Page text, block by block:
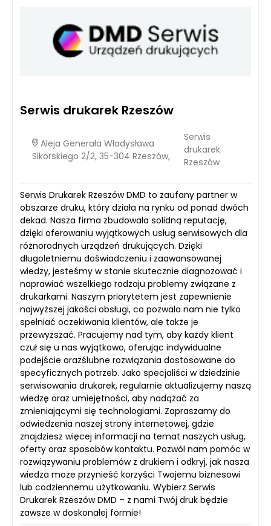
Serwis drukarek Rzeszów
Aleja Generała Władysława
Sikorskiego 2/2, 35-304 Rzeszów,
Serwis
drukarek
Rzeszów
Serwis Drukarek Rzeszów DMD to zaufany partner w
obszarze druku, który działa na rynku od ponad dwóch
dekad. Nasza firma zbudowała solidną reputację,
dzięki oferowaniu wyjątkowych usług serwisowych dla
różnorodnych urządzeń drukujących. Dzięki
długoletniemu doświadczeniu i zaawansowanej
wiedzy, jesteśmy w stanie skutecznie diagnozować i
naprawiać wszelkiego rodzaju problemy związane z
drukarkami. Naszym priorytetem jest zapewnienie
najwyższej jakości obsługi, co pozwala nam nie tylko
spełniać oczekiwania klientów, ale także je
przewyższać. Pracujemy nad tym, aby każdy klient
czuł się u nas wyjątkowo, oferując indywidualne
podejście orazślubne rozwiązania dostosowane do
specyficznych potrzeb. Jako specjaliści w dziedzinie
serwisowania drukarek, regularnie aktualizujemy naszą
wiedzę oraz umiejętności, aby nadążać za
zmieniającymi się technologiami. Zapraszamy do
odwiedzenia naszej strony internetowej, gdzie
znajdziesz więcej informacji na temat naszych usług,
oferty oraz sposobów kontaktu. Pozwól nam pomóc w
rozwiązywaniu problemów z drukiem i odkryj, jak nasza
wiedza może przynieść korzyści Twojemu biznesowi
lub codziennemu użytkowaniu. Wybierz Serwis
Drukarek Rzeszów DMD – z nami Twój druk będzie
zawsze w doskonałej formie!